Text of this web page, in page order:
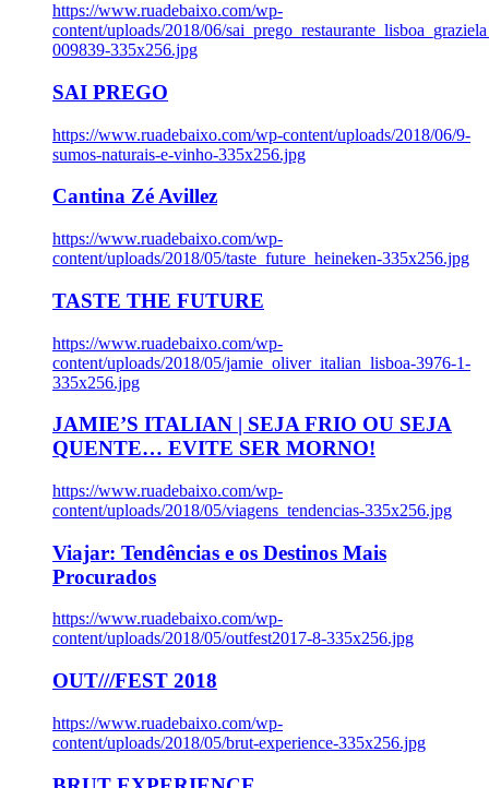
https://www.ruadebaixo.com/wp-
content/uploads/2018/06/
009839-335x256.jpg
SAI PREGO
https://www.ruadebaixo.com/wp-content/uploads/2018/06/9-
sumos-naturais-e-vinho-335x256.jpg
Cantina Zé Avillez
https://www.ruadebaixo.com/wp-
content/uploads/2018/05/taste_future_heineken-335x256.jpg
TASTE THE FUTURE
https://www.ruadebaixo.com/wp-
content/uploads/2018/05/jamie_oliver_italian_lisboa-3976-1-
335x256.jpg
JAMIE’S ITALIAN | SEJA FRIO OU SEJA
QUENTE… EVITE SER MORNO!
https://www.ruadebaixo.com/wp-
content/uploads/2018/05/viagens_tendencias-335x256.jpg
Viajar: Tendências e os Destinos Mais
Procurados
https://www.ruadebaixo.com/wp-
content/uploads/2018/05/outfest2017-8-335x256.jpg
OUT///FEST 2018
https://www.ruadebaixo.com/wp-
content/uploads/2018/05/brut-experience-335x256.jpg